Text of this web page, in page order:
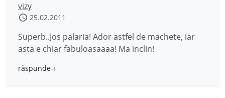
vizy
25.02.2011
Superb..Jos palaria! Ador astfel de machete, iar
asta e chiar fabuloasaaaa! Ma inclin!
răspunde-i